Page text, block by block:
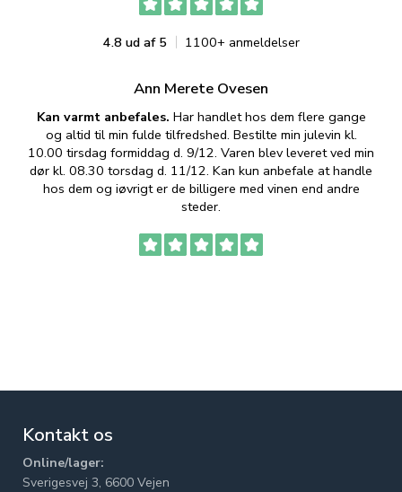
4.8 ud af 5 1100+ anmeldelser
Ann Merete Ovesen
Kan varmt anbefales. Har handlet hos dem flere gange
og altid til min fulde tilfredshed. Bestilte min julevin kl.
10.00 tirsdag formiddag d. 9/12. Varen blev leveret ved min
dør kl. 08.30 torsdag d. 11/12. Kan kun anbefale at handle
hos dem og iøvrigt er de billigere med vinen end andre
steder.
Kontakt os
Online/lager:
Sverigesvej 3, 6600 Vejen